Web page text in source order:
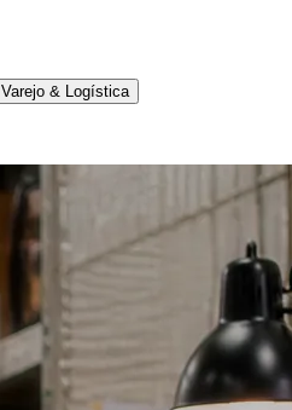
Varejo & Logística